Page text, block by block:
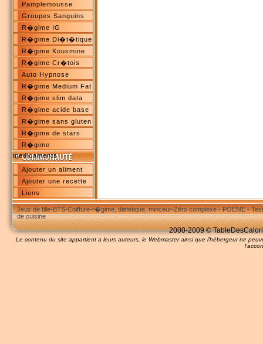
Pamplemousse
Groupes Sanguins
R�gime IG
R�gime Di�t�tique
R�gime Kousmine
R�gime Cr�tois
Auto Hypnose
R�gime Medium Fat
R�gime slim data
R�gime acide base
R�gime sans gluten
R�gime de stars
R�gime
medicaments
Ajouter un aliment
Ajouter une recette
Liens
Jeux de fille-BTS-Coiffure-r�gime, dietetique, minceur-Zéro complexe-POEME-
de cuisine
2000-2009 ©
Le contenu du site appartient a leurs auteurs, le Webmaster ainsi que l'hébergeur ne